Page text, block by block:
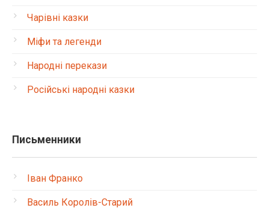
Чарівні казки
Міфи та легенди
Народні перекази
Російські народні казки
Письменники
Іван Франко
Василь Королів-Старий